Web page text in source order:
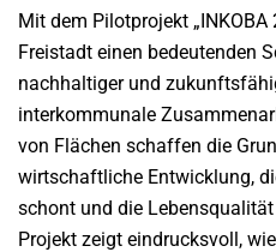
Mit dem Pilotprojekt „INKOBA
Freistadt einen bedeutenden
nachhaltiger und
interkommunale
von Flächen schaffen die
wirtschaftliche Entwicklung,
schont und die
Projekt zeigt eindrucksvoll,